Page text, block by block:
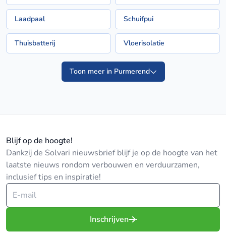
Laadpaal Schuifpui
Thuisbatterij Vloerisolatie
Toon meer in Purmerend
Blijf op de hoogte!
Dankzij de Solvari nieuwsbrief blijf je op de hoogte van het
laatste nieuws rondom verbouwen en verduurzamen,
inclusief tips en inspiratie!
Inschrijven